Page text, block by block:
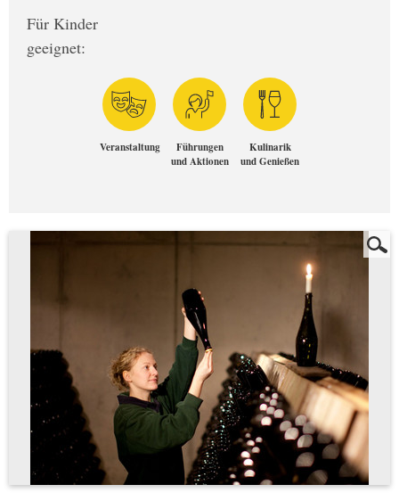
Für Kinder
geeignet:
Veranstaltung
Führungen
und Aktionen
Kulinarik
und Genießen